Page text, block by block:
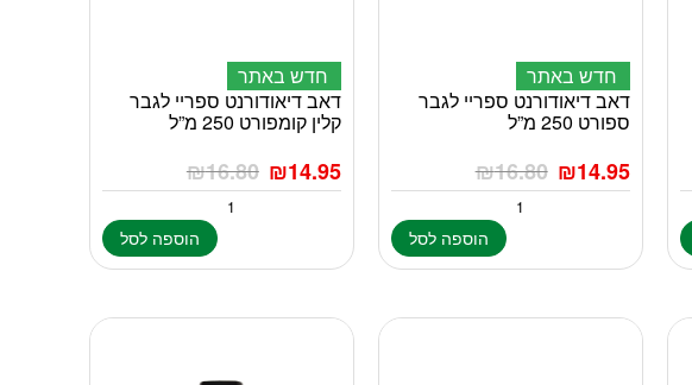
חדש באתר
דאב דיאודורנט ספריי לגבר
ספורט 250 מ”ל
₪16.80 ₪14.95
הוספה לסל
חדש באתר
דאב דיאודורנט ספריי לגבר
קלין קומפורט 250 מ”ל
₪16.80 ₪14.95
הוספה לסל